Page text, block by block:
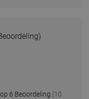
6 Beoordeling (10